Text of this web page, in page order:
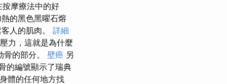
摩療法中的好
的黑色黑曜石熔
人的肌肉。 詳細
力，這就是為什麼
的部分。 壁癌 另
的編號顯示了瑞典
體的任何地方找